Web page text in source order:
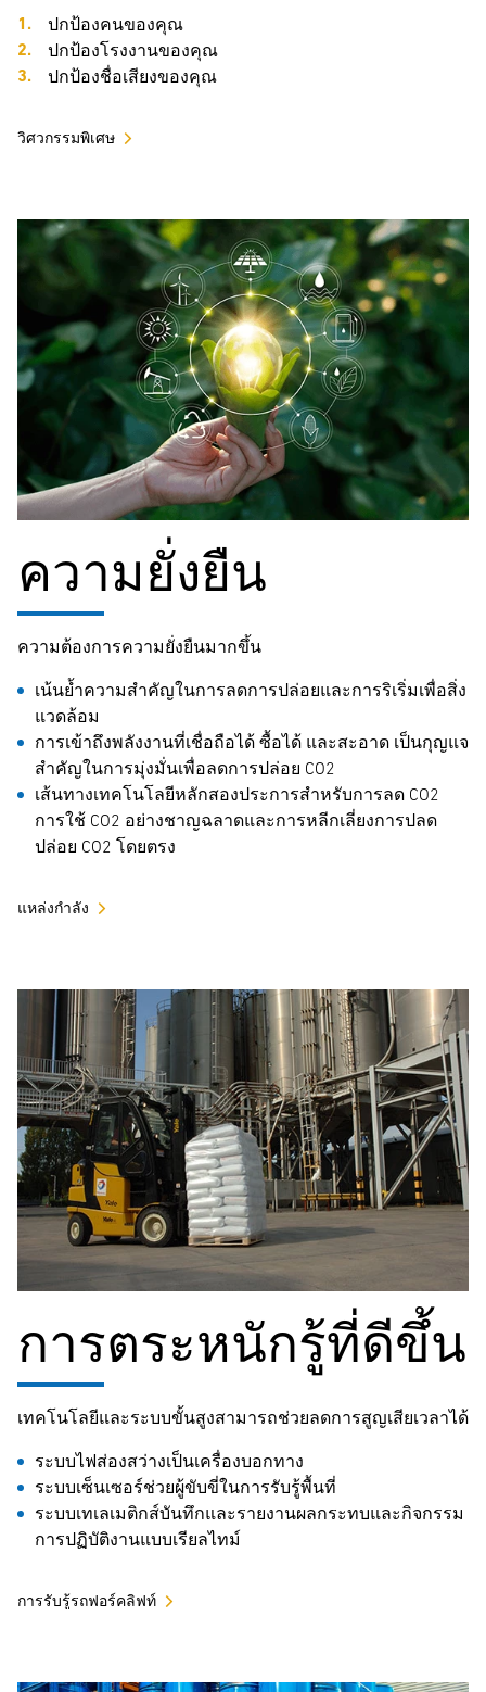
ปกป้องคนของคุณ
ปกป้องโรงงานของคุณ
ปกป้องชื่อเสียงของคุณ
วิศวกรรมพิเศษ
ความยั่งยืน
ความต้องการความยั่งยืนมากขึ้น
เน้นย้ำความสำคัญในการลดการปล่อยและการริเริ่มเพื่อสิ่ง
แวดล้อม
การเข้าถึงพลังงานที่เชื่อถือได้ ซื้อได้ และสะอาด เป็นกุญแจ
สำคัญในการมุ่งมั่นเพื่อลดการปล่อย CO2
เส้นทางเทคโนโลยีหลักสองประการสำหรับการลด CO2
การใช้ CO2 อย่างชาญฉลาดและการหลีกเลี่ยงการปลด
ปล่อย CO2 โดยตรง
แหล่งกำลัง
การตระหนักรู้ที่ดีขึ้น
เทคโนโลยีและระบบขั้นสูงสามารถช่วยลดการสูญเสียเวลาได้
ระบบไฟส่องสว่างเป็นเครื่องบอกทาง
ระบบเซ็นเซอร์ช่วยผู้ขับขี่ในการรับรู้พื้นที่
ระบบเทเลเมติกส์บันทึกและรายงานผลกระทบและกิจกรรม
การปฏิบัติงานแบบเรียลไทม์
การรับรู้รถฟอร์คลิฟท์